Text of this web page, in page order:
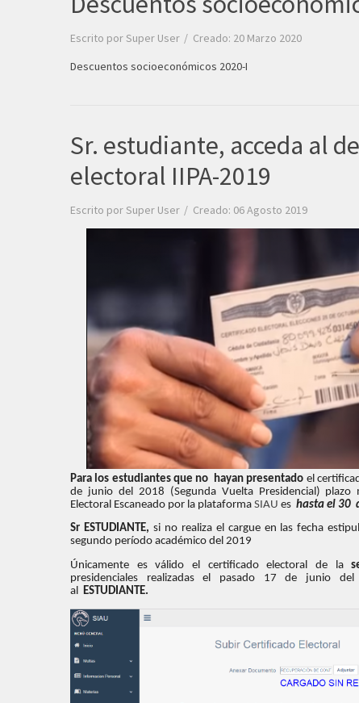
Escrito porSuper User
Creado: 20 Marzo 2020
Descuentos socioeconómicos 2020-I
Sr. estudiante, acceda al
electoral IIPA-2019
Escrito porSuper User Creado: 06 Agosto 2019
Para los estudiantes que no hayan presentado el
de junio del 2018 (Segunda Vuelta Presidencial) plazo
Electoral Escaneado por la plataforma SIAU es hasta el 30
Sr ESTUDIANTE, si no realiza el cargue en las fecha
segundo período académico del 2019
Únicamente es válido el certificado electoral de la
presidenciales realizadas el pasado 17 de junio
al
ESTUDIANTE.